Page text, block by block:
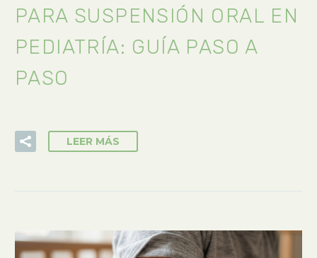
PARA SUSPENSIÓN ORAL EN
PEDIATRÍA: GUÍA PASO A
PASO
LEER MÁS